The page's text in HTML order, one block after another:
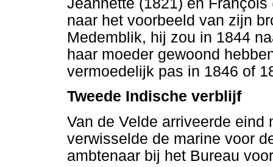
Jeannette (1821) en François
naar het voorbeeld van zijn
Medemblik, hij zou in 1844
haar moeder gewoond
vermoedelijk pas in 1846 of
Tweede Indische verblijf
Van de Velde arriveerde eind
verwisselde de marine voor
ambtenaar bij het Bureau